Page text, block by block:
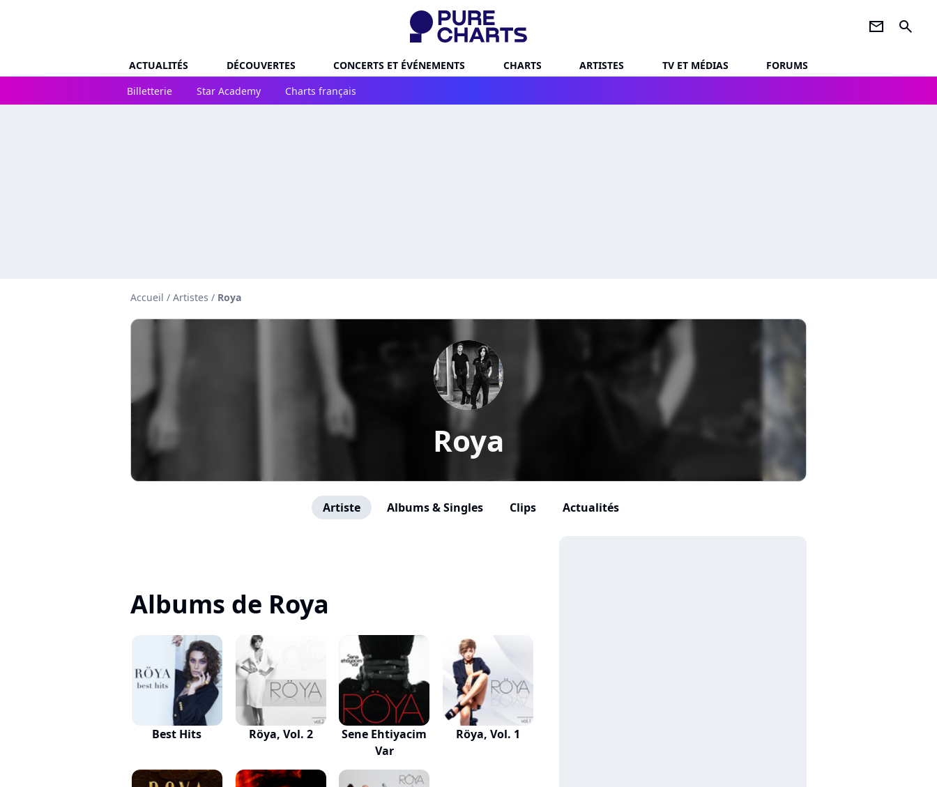
newsletter search
ACTUALITÉS DÉCOUVERTES CONCERTS ET ÉVÉNEMENTS CHARTS ARTISTES TV ET MÉDIAS
FORUMS
Billetterie
Star Academy Charts français
Accueil / Artistes / Roya
Roya
Artiste Albums & Singles Clips Actualités
Albums de Roya
Best Hits Röya, Vol. 2
Sene Ehtiyacim
Var
Röya, Vol. 1